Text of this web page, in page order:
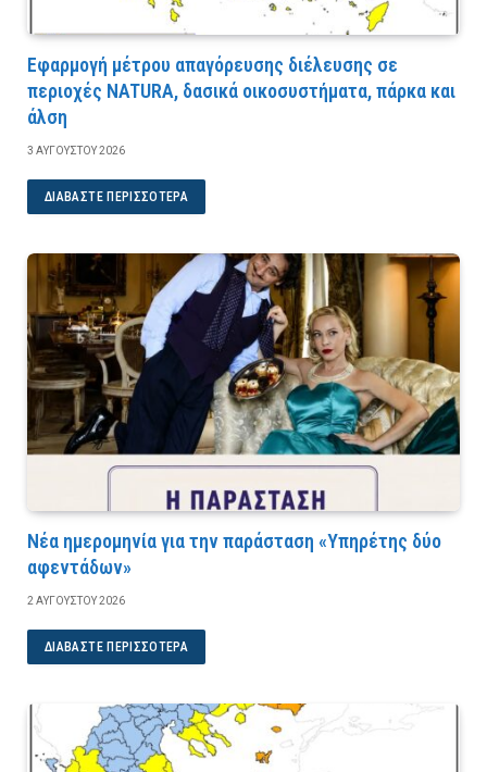
Εφαρμογή μέτρου απαγόρευσης διέλευσης σε
περιοχές NATURA, δασικά οικοσυστήματα, πάρκα και
άλση
3 ΑΥΓΟΎΣΤΟΥ 2026
ΔΙΑΒΆΣΤΕ ΠΕΡΙΣΣΌΤΕΡΑ
Νέα ημερομηνία για την παράσταση «Υπηρέτης δύο
αφεντάδων»
2 ΑΥΓΟΎΣΤΟΥ 2026
ΔΙΑΒΆΣΤΕ ΠΕΡΙΣΣΌΤΕΡΑ